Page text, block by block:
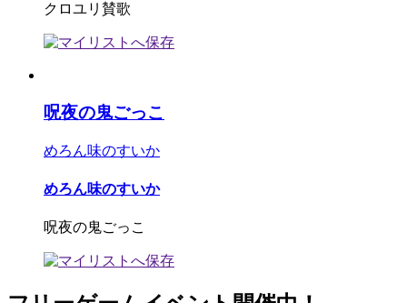
クロユリ賛歌
呪夜の鬼ごっこ
めろん味のすいか
めろん味のすいか
呪夜の鬼ごっこ